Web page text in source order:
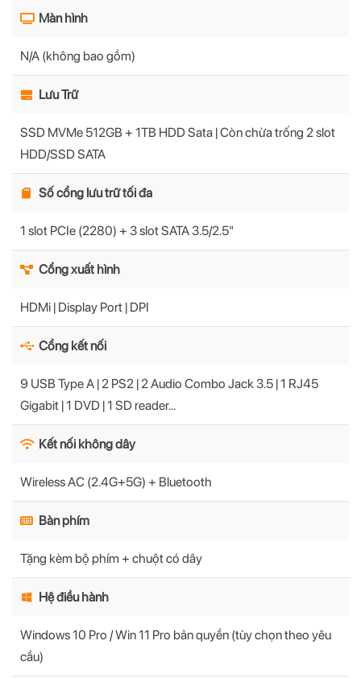
Màn hình
N/A (không bao gồm)
Lưu Trữ
SSD MVMe 512GB + 1TB HDD Sata | Còn chừa trống 2 slot
HDD/SSD SATA
Số cổng lưu trữ tối đa
1 slot PCIe (2280) + 3 slot SATA 3.5/2.5"
Cổng xuất hình
HDMi | Display Port | DPI
Cổng kết nối
9 USB Type A | 2 PS2 | 2 Audio Combo Jack 3.5 | 1 RJ45
Gigabit | 1 DVD | 1 SD reader...
Kết nối không dây
Wireless AC (2.4G+5G) + Bluetooth
Bàn phím
Tặng kèm bộ phím + chuột có dây
Hệ điều hành
Windows 10 Pro / Win 11 Pro bản quyền (tùy chọn theo yêu
cầu)